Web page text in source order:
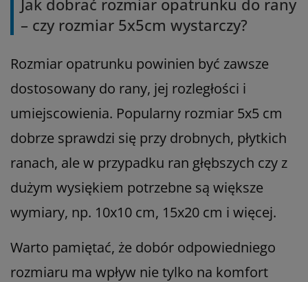
– czy rozmiar 5x5cm wystarczy?
Rozmiar opatrunku powinien być zawsze
dostosowany do rany, jej rozległości i
umiejscowienia. Popularny rozmiar 5x5 cm
dobrze sprawdzi się przy drobnych, płytkich
ranach, ale w przypadku ran głębszych czy z
dużym wysiękiem potrzebne są większe
wymiary, np. 10x10 cm, 15x20 cm i więcej.
Warto pamiętać, że dobór odpowiedniego
rozmiaru ma wpływ nie tylko na komfort